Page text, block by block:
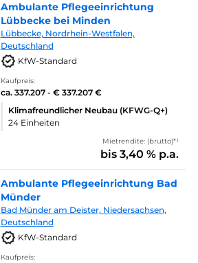
Ambulante Pflegeeinrichtung
Lübbecke bei Minden
Lübbecke, Nordrhein-Westfalen,
Deutschland
KfW-Standard
Kaufpreis:
ca. 337.207 - € 337.207 €
Klimafreundlicher Neubau (KFWG-Q+)
24 Einheiten
Mietrendite: (brutto)*¹
bis 3,40 % p.a.
Ambulante Pflegeeinrichtung Bad
Münder
Bad Münder am Deister, Niedersachsen,
Deutschland
KfW-Standard
Kaufpreis: